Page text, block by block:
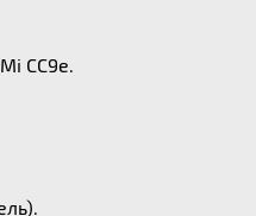
CC9e.